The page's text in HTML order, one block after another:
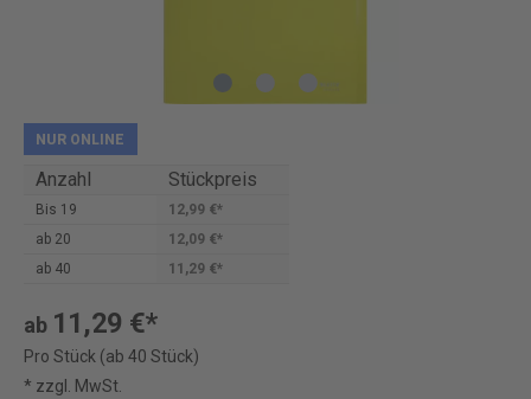
NUR ONLINE
Anzahl Stückpreis
Bis 19
12,99 €*
ab 20
12,09 €*
ab 40 11,29 €*
ab 11,29 €*
Pro Stück (ab 40 Stück)
* zzgl. MwSt.